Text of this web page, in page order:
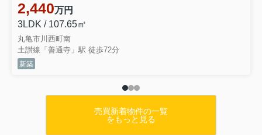
2,440万円
3LDK / 107.65㎡
丸亀市川西町南
土讃線「善通寺」駅 徒歩72分
新築
売買新着物件の一覧
をもっと見る